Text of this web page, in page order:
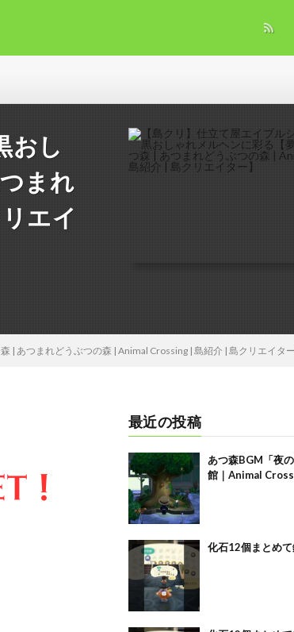
おし
まれ
エイ
| あつまれどうぶつの森 | Animal Crossing | 島紹介 | 島クリエイター
最近の投稿
あつ森BGM「夜
館｜Animal
化石12個まとめ